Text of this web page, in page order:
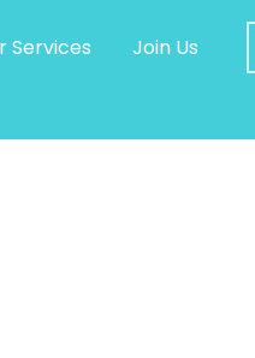
Services Join Us